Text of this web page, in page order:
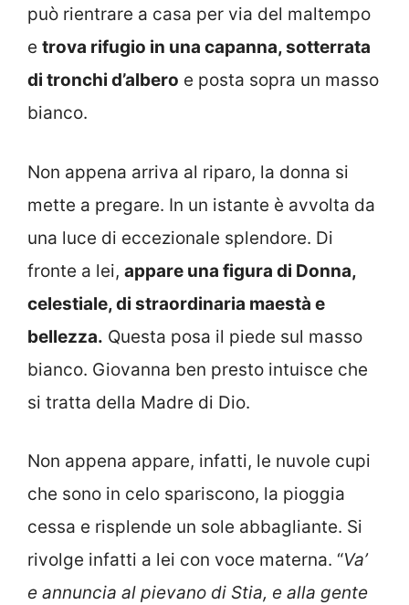
può rientrare a casa per via del maltempo
e trova rifugio in una capanna, sotterrata
di tronchi d’albero e posta sopra un masso
bianco.
Non appena arriva al riparo, la donna si
mette a pregare. In un istante è avvolta da
una luce di eccezionale splendore. Di
fronte a lei, appare una figura di Donna,
celestiale, di straordinaria maestà e
bellezza. Questa posa il piede sul masso
bianco. Giovanna ben presto intuisce che
si tratta della Madre di Dio.
Non appena appare, infatti, le nuvole cupi
che sono in celo spariscono, la pioggia
cessa e risplende un sole abbagliante. Si
rivolge infatti a lei con voce materna. “Va’
e annuncia al pievano di Stia, e alla gente